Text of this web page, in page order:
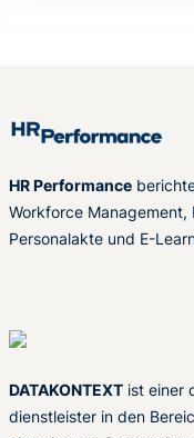
HR Performance
Workforce
Personalakte und E-
DATAKONTEXT ist einer
dienstleister in den